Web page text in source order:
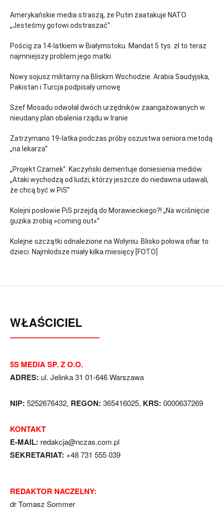
Amerykańskie media straszą, że Putin zaatakuje NATO.
„Jesteśmy gotowi odstraszać”
Pościg za 14-latkiem w Białymstoku. Mandat 5 tys. zł to teraz
najmniejszy problem jego matki
Nowy sojusz militarny na Bliskim Wschodzie. Arabia Saudyjska,
Pakistan i Turcja podpisały umowę
Szef Mosadu odwołał dwóch urzędników zaangażowanych w
nieudany plan obalenia rządu w Iranie
Zatrzymano 19-latka podczas próby oszustwa seniora metodą
„na lekarza”
„Projekt Czarnek”. Kaczyński dementuje doniesienia mediów.
„Ataki wychodzą od ludzi, którzy jeszcze do niedawna udawali,
że chcą być w PiS”
Kolejni posłowie PiS przejdą do Morawieckiego?! „Na wciśnięcie
guzika zrobią »coming out«”
Kolejne szczątki odnalezione na Wołyniu. Blisko połowa ofiar to
dzieci. Najmłodsze miały kilka miesięcy [FOTO]
WŁAŚCICIEL
5S MEDIA SP. Z O.O.
ADRES: ul. Jelinka 31 01-646 Warszawa
NIP: 5252676432, REGON: 365416025, KRS: 0000637269
KONTAKT
E-MAIL: redakcja@nczas.com.pl
SEKRETARIAT: +48 731 555 039
REDAKTOR NACZELNY:
dr Tomasz Sommer